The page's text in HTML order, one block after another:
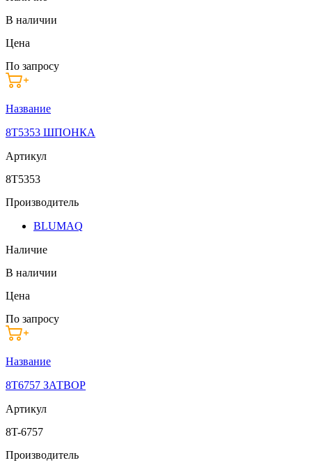
В наличии
Цена
По запросу
Название
8T5353 ШПОНКА
Артикул
8T5353
Производитель
BLUMAQ
Наличие
В наличии
Цена
По запросу
Название
8T6757 ЗАТВОР
Артикул
8T-6757
Производитель